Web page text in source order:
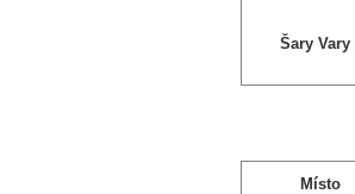
Šary Vary
Místo